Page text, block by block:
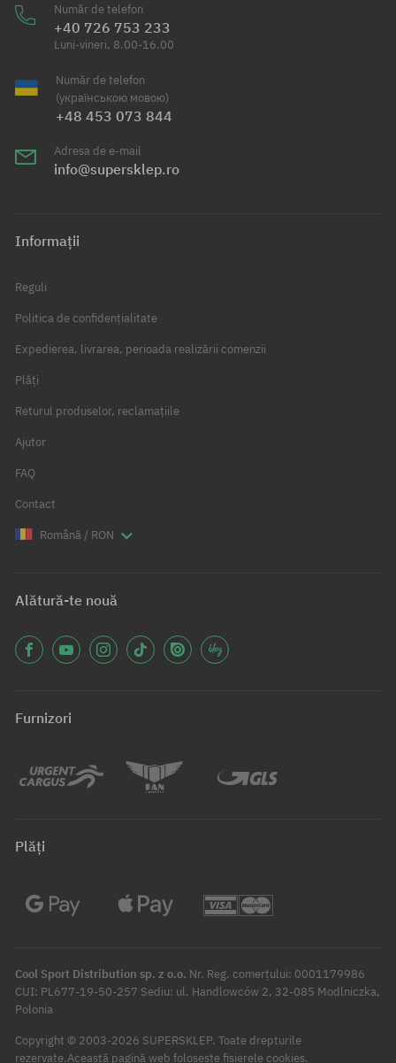
Număr de telefon
+40 726 753 233
Luni-vineri, 8.00-16.00
Număr de telefon
(українською мовою)
+48 453 073 844
Adresa de e-mail
info@supersklep.ro
Informații
Reguli
Politica de confidențialitate
Expedierea, livrarea, perioada realizării comenzii
Plăți
Returul produselor, reclamațiile
Ajutor
FAQ
Contact
Română / RON
Alătură-te nouă
Furnizori
Plăți
Cool Sport Distribution sp. z o.o. Nr. Reg. comerțului: 0001179986
CUI: PL677-19-50-257 Sediu: ul. Handlowców 2, 32-085 Modlniczka,
Polonia
Copyright © 2003-2026 SUPERSKLEP. Toate drepturile
rezervate.Această pagină web folosește fișierele cookies.